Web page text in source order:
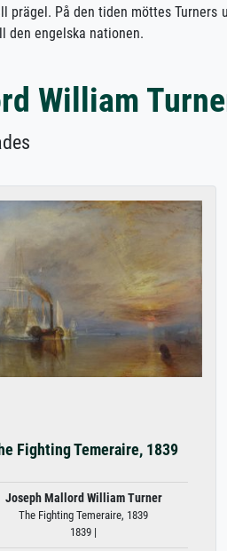
På den tiden möttes Turners
den engelska nationen.
William
Fighting Temeraire, 1839
Joseph Mallord William Turner
The Fighting Temeraire, 1839
1839 |